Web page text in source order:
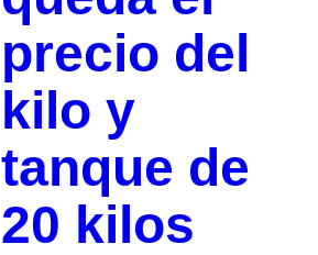
precio del
kilo y
tanque de
20 kilos